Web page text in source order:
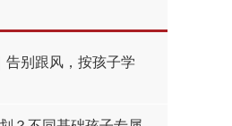
告别跟风，按孩子学